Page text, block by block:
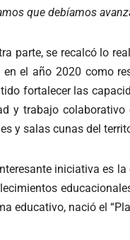
que debíamos
parte, se recalcó lo
en el año 2020 como
fortalecer las
y trabajo colaborativo
y salas cunas del
iniciativa es
educativo, nació el